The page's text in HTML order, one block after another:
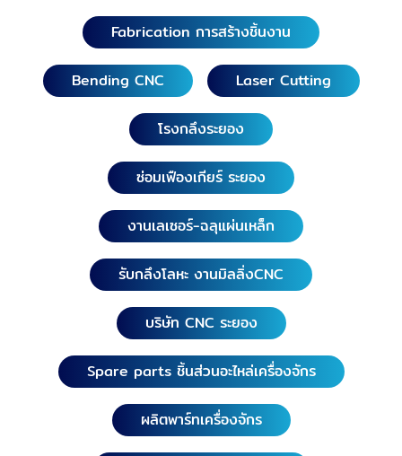
Fabrication การสร้างชิ้นงาน
Bending CNC Laser Cutting
โรงกลึงระยอง
ซ่อมเฟืองเกียร์ ระยอง
งานเลเซอร์-ฉลุแผ่นเหล็ก
รับกลึงโลหะ งานมิลลิ่งCNC
บริษัท CNC ระยอง
Spare parts ชิ้นส่วนอะไหล่เครื่องจักร
ผลิตพาร์ทเครื่องจักร